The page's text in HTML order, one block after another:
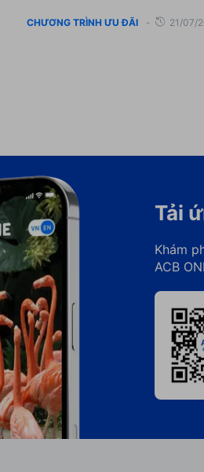
CHƯƠNG TRÌNH ƯU ĐÃI - 21/07/
Tải
Khám
ACB